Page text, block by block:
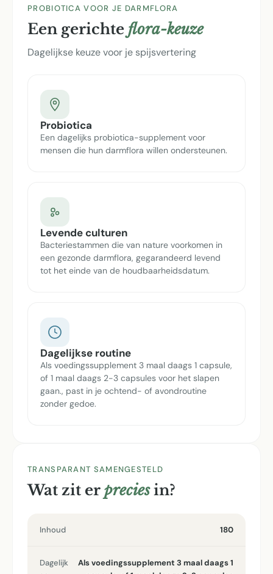
PROBIOTICA VOOR JE DARMFLORA
Een gerichte flora-keuze
Dagelijkse keuze voor je spijsvertering
Probiotica
Een dagelijks probiotica-supplement voor
mensen die hun darmflora willen ondersteunen.
Levende culturen
Bacteriestammen die van nature voorkomen in
een gezonde darmflora, gegarandeerd levend
tot het einde van de houdbaarheidsdatum.
Dagelijkse routine
Als voedingssupplement 3 maal daags 1 capsule,
of 1 maal daags 2-3 capsules voor het slapen
gaan., past in je ochtend- of avondroutine
zonder gedoe.
TRANSPARANT SAMENGESTELD
Wat zit er preciesin?
Inhoud 180
Dagelijk
Als voedingssupplement 3 maal daags 1